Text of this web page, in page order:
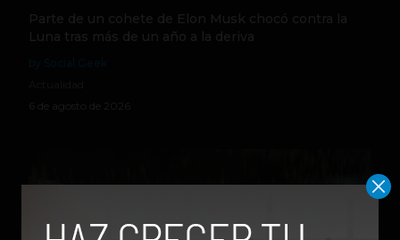
Parte de un cohete de Elon Musk chocó contra la
Luna tras más de un año a la deriva
6 de agosto de 2026